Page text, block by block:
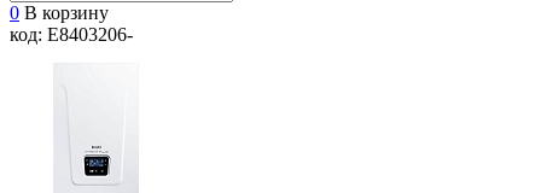
0 В корзину
код: E8403206-